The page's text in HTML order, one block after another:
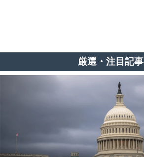
厳選・注目記事